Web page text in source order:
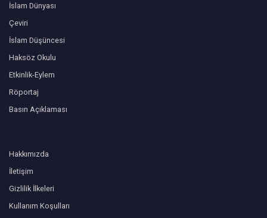
İslam Dünyası
Çeviri
İslam Düşüncesi
Haksöz Okulu
Etkinlik-Eylem
Röportaj
Basın Açıklaması
Hakkımızda
İletişim
Gizlilik İlkeleri
Kullanım Koşulları